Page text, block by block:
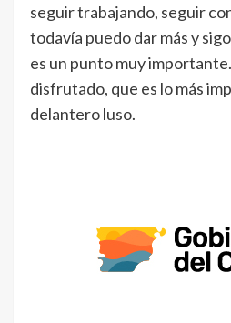
seguir trabajando, seguir
todavía puedo dar más y
es un punto muy
disfrutado, que es lo más
delantero luso.